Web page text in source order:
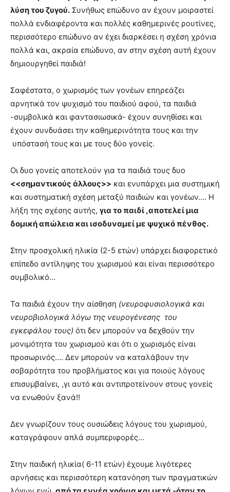
λύση του ζυγού. Συνήθως επώδυνο αν έχουν μοιραστεί
πολλά ενδιαφέροντα και πολλές καθημερινές ρουτίνες,
περισσότερο επώδυνο αν έχει διαρκέσει η σχέση χρόνια
πολλά και, ακραία επώδυνο, αν στην σχέση αυτή έχουν
δημιουργηθεί παιδιά!
Σαφέστατα, ο χωρισμός των γονέων επηρεάζει
αρνητικά τον ψυχισμό του παιδιού αφού, τα παιδιά
-συμβολικά και φαντασιωσικά- έχουν συνηθίσει και
έχουν συνδυάσει την καθημερινότητα τους και την
υπόστασή τους και με τους δύο γονείς.
Οι δυο γονείς αποτελούν για τα παιδιά τους δυο
<<σημαντικούς άλλους>> και ενυπάρχει μια συστημική
και συστηματική σχέση μεταξύ παιδιών και γονέων…. Η
λήξη της σχέσης αυτής, για το παιδί ,αποτελεί μια
δομική απώλεια και ισοδυναμεί με ψυχικό πένθος.
Στην προσχολική ηλικία (2-5 ετών) υπάρχει διαφορετικό
επίπεδο αντίληψης του χωρισμού και είναι περισσότερο
συμβολικό…
Τα παιδιά έχουν την αίσθηση (νευροφυσιολογικά και
νευροβιολογικά λόγω της νευρογένεσης του
εγκεφάλου τους) ότι δεν μπορούν να δεχθούν την
μονιμότητα του χωρισμού και ότι ο χωρισμός είναι
προσωρινός…. Δεν μπορούν να καταλάβουν την
σοβαρότητα του προβλήματος και για ποιούς λόγους
επισυμβαίνει, ,γι αυτό και αντιπροτείνουν στους γονείς
να ενωθούν ξανά!!
Δεν γνωρίζουν τους ουσιώδεις λόγους του χωρισμού,
καταγράφουν απλά συμπεριφορές…
Στην παιδική ηλικία( 6-11 ετών) έχουμε λιγότερες
αρνήσεις και περισσότερη κατανόηση των πραγματικών